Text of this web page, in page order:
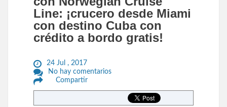
Line: ¡crucero desde Miami
con destino Cuba con
crédito a bordo gratis!
24 Jul , 2017
No hay comentarios
Compartir